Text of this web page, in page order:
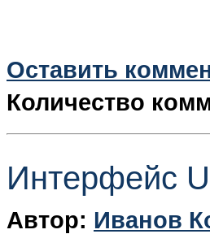
Оставить
Количество
Интерфейс
Автор: Иванов